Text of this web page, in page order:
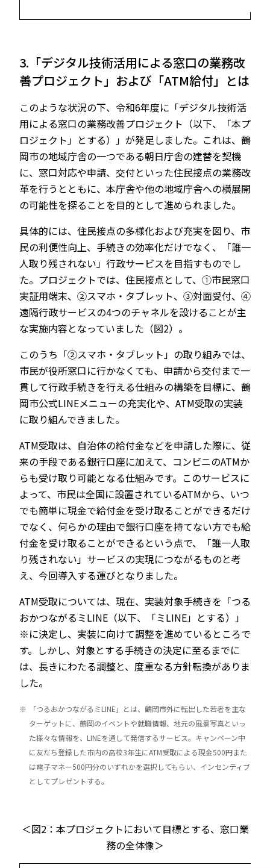
3.「デジタル技術活用による窓口の業務改
善プロジェクト」および「ATM給付」とは
このような状況の下、令和6年度に「デジタル技術活
用による窓口の業務改善プロジェクト（以下、「本プ
ロジェクト」とする）」が発足しました。これは、鶴
岡市の地域庁舎の一つである朝日庁舎の建替を契機
に、窓口対応や申請、交付といった住民接点の業務改
革を行うとともに、本庁舎や他の地域庁舎への横展開
の可能性を探ることを目的として進められました。
具体的には、住民接点の多様化および充実を図り、市
民の利便性向上、手続きの効率化だけでなく、「誰一
人取り残されない」行政サービスを目指すものでし
た。プロジェクトでは、住民接点として、①市民窓口
実証用端末、②スマホ・タブレット、③対面受付、④
遠隔行政サービスの4つのチャネルを設けることが主
な実施内容となっていました（図2）。
このうち「②スマホ・タブレット」の取り組みでは、
市民が役所窓口に行かなくても、申請から交付まで一
貫して行政手続きを行える仕組みの構築を目標に、鶴
岡市公式LINEメニューの充実化や、ATM受取の実装
に取り組んできました。
ATM受取は、自治体の給付金などを申請した際に、従
来の手段である銀行口座に加えて、コンビニのATMか
らも受け取り可能となる仕組みです。このサービスに
よって、市民は全国に設置されているATMから、いつ
でも簡単に現金で給付金を受け取ることができるだけ
でなく、何らかの理由で銀行口座を持てない方でも給
付金を受け取ることができるという点で、「誰一人取
り残されない」サービスの実現につながるものと考
え、今回導入する運びとなりました。
ATM受取については、現在、実装対象手続きを「つる
おかつながるミLINE（以下、「ミLINE」とする）」
※に決定し、実装に向けて調整を進めているところで
す。しかし、対象とする手続きの決定に至るまでに
は、長きにわたる調整と、度重なる方針転換がありま
した。
※
「つるおかつながるミLINE」とは、鶴岡市外に転出した若者を主な
ターゲットに、鶴岡のイベントや就職情報、地元の風景写真といっ
た様々な情報を、LINEを通して発信するサービス。キャンペーン中
に友だち登録した市内の高校3年生にATM受取による現金500円また
は電子マネー500円分のいずれかを選択してもらい、インセンティブ
としてプレゼントする。
＜図2：本プロジェクトにおいて目標とする、窓口業
務の全体像＞